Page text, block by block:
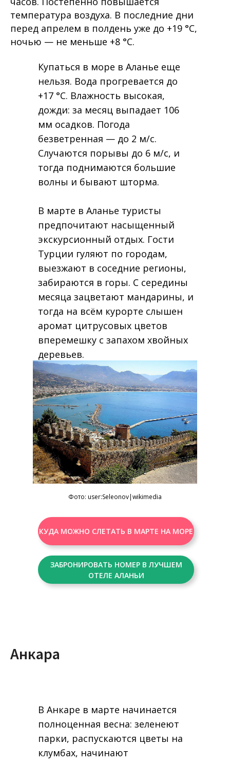
температура воздуха. В последние дни
перед апрелем в полдень уже до +19 °C,
ночью — не меньше +8 °C.
Купаться в море в Аланье еще
нельзя. Вода прогревается до
+17 °C. Влажность высокая,
дожди: за месяц выпадает 106
мм осадков. Погода
безветренная — до 2 м/с.
Случаются порывы до 6 м/с, и
тогда поднимаются большие
волны и бывают шторма.
В марте в Аланье туристы
предпочитают насыщенный
экскурсионный отдых. Гости
Турции гуляют по городам,
выезжают в соседние регионы,
забираются в горы. С середины
месяца зацветают мандарины, и
тогда на всём курорте слышен
аромат цитрусовых цветов
вперемешку с запахом хвойных
деревьев.
Фото: user:Seleonov|wikimedia
КУДА МОЖНО СЛЕТАТЬ В МАРТЕ НА МОРЕ
ЗАБРОНИРОВАТЬ НОМЕР В ЛУЧШЕМ
ОТЕЛЕ АЛАНЬИ
Анкара
В Анкаре в марте начинается
полноценная весна: зеленеют
парки, распускаются цветы на
клумбах, начинают